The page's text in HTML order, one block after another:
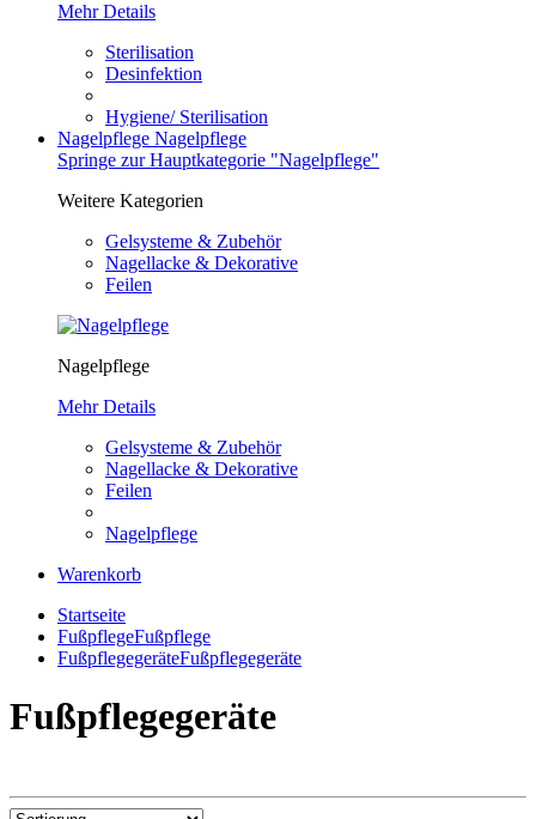
Mehr Details
Sterilisation
Desinfektion
Hygiene/ Sterilisation
Nagelpflege Nagelpflege
Springe zur Hauptkategorie "Nagelpflege"
Weitere Kategorien
Gelsysteme & Zubehör
Nagellacke & Dekorative
Feilen
Nagelpflege
Mehr Details
Gelsysteme & Zubehör
Nagellacke & Dekorative
Feilen
Nagelpflege
Warenkorb
Startseite
FußpflegeFußpflege
FußpflegegeräteFußpflegegeräte
Fußpflegegeräte